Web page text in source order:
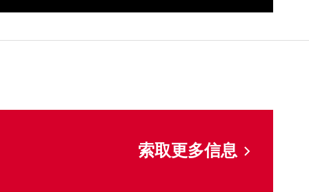
索取更多信息